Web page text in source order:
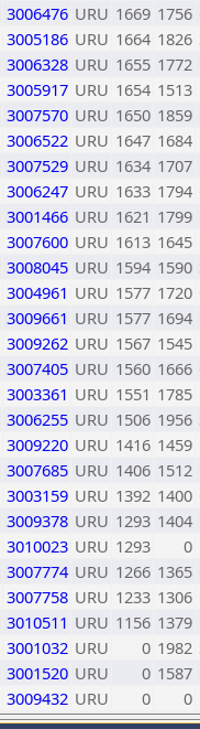
3006476 URU 1669 1756
3005186 URU 1664 1826
3006328 URU 1655 1772
3005917 URU 1654 1513
3007570 URU 1650 1859
3006522 URU 1647 1684
3007529 URU 1634 1707
3006247 URU 1633 1794
3001466 URU 1621 1799
3007600 URU 1613 1645
3008045 URU 1594 1590
3004961 URU 1577 1720
3009661 URU 1577 1694
3009262 URU 1567 1545
3007405 URU 1560 1666
3003361 URU 1551 1785
3006255 URU 1506 1956
3009220 URU 1416 1459
3007685 URU 1406 1512
3003159 URU 1392 1400
3009378 URU 1293 1404
3010023 URU 1293 0
3007774 URU 1266 1365
3007758 URU 1233 1306
3010511 URU 1156 1379
3001032 URU 0 1982
3001520 URU 0 1587
3009432 URU 0 0